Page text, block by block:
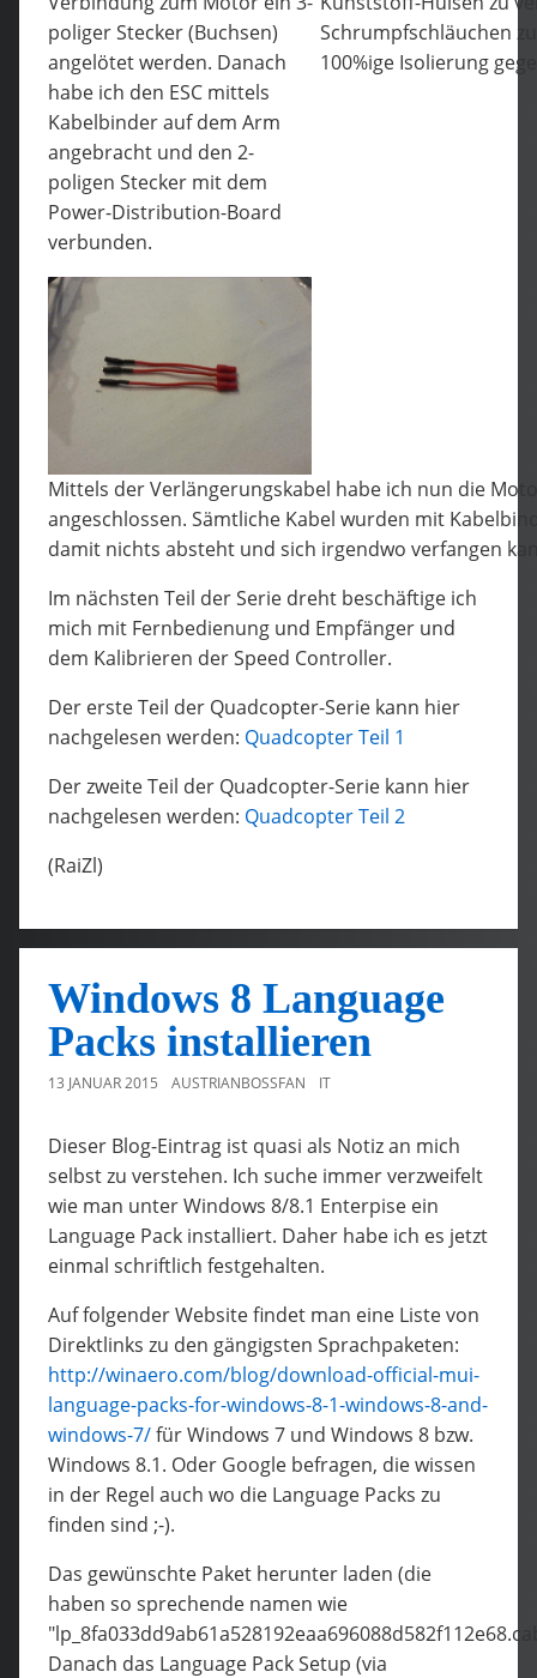
poliger Stecker (Buchsen)
angelötet werden. Danach
habe ich den ESC mittels
Kabelbinder auf dem Arm
angebracht und den 2-
poligen Stecker mit dem
Power-Distribution-Board
verbunden.
Schrumpfschläuchen
100%ige Isolierung
Mittels der Verlängerungskabel habe ich nun die
angeschlossen. Sämtliche Kabel wurden mit
damit nichts absteht und sich irgendwo verfangen
Im nächsten Teil der Serie dreht beschäftige ich
mich mit Fernbedienung und Empfänger und
dem Kalibrieren der Speed Controller.
Der erste Teil der Quadcopter-Serie kann hier
nachgelesen werden: Quadcopter Teil 1
Der zweite Teil der Quadcopter-Serie kann hier
nachgelesen werden: Quadcopter Teil 2
(RaiZl)
Windows 8 Language
Packs installieren
13 JANUAR 2015 AUSTRIANBOSSFAN IT
Dieser Blog-Eintrag ist quasi als Notiz an mich
selbst zu verstehen. Ich suche immer verzweifelt
wie man unter Windows 8/8.1 Enterpise ein
Language Pack installiert. Daher habe ich es jetzt
einmal schriftlich festgehalten.
Auf folgender Website findet man eine Liste von
Direktlinks zu den gängigsten Sprachpaketen:
http://winaero.com/blog/download-official-mui-
language-packs-for-windows-8-1-windows-8-and-
windows-7/für Windows 7 und Windows 8 bzw.
Windows 8.1. Oder Google befragen, die wissen
in der Regel auch wo die Language Packs zu
finden sind ;-).
Das gewünschte Paket herunter laden (die
haben so sprechende namen wie
Danach das Language Pack Setup (via